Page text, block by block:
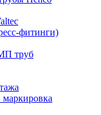
фитинги)
труб
маркировка